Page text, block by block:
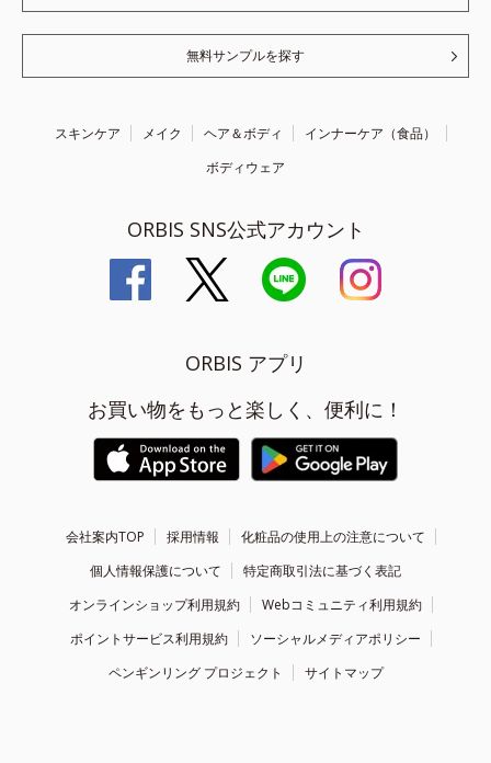
無料サンプルを探す
スキンケア メイク ヘア＆ボディ
インナーケア（食品）
ボディウェア
ORBIS SNS公式アカウント
ORBIS アプリ
お買い物をもっと楽しく、便利に！
会社案内TOP 採用情報
化粧品の使用上の注意について
個人情報保護について
特定商取引法に基づく表記
オンラインショップ利用規約
Webコミュニティ利用規約
ポイントサービス利用規約
ソーシャルメディアポリシー
ペンギンリング プロジェクト
サイトマップ